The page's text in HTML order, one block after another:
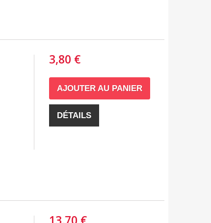
3,80 €
AJOUTER AU PANIER
DÉTAILS